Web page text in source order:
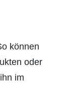
können
oder
im